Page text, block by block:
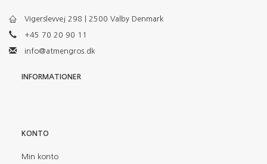
Vigerslevvej 298 | 2500 Valby Denmark
+45 70 20 90 11
info@atmengros.dk
INFORMATIONER
KONTO
Min konto